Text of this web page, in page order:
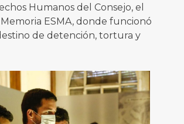
Humanos del Consejo, el
ESMA, donde funcionó
de detención, tortura y